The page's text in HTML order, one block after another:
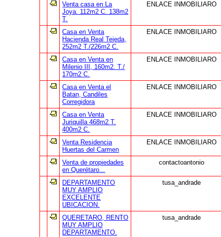
Venta casa en La
Joya. 112m2 C. 138m2
T.
ENLACE INMOBILIARO
Casa en Venta
Hacienda Real Tejeda,
252m2 T./226m2 C.
ENLACE INMOBILIARO
Casa en Venta en
Milenio III, 160m2. T./
170m2 C.
ENLACE INMOBILIARO
Casa en Venta el
Batan, Candiles
Corregidora
ENLACE INMOBILIARO
Casa en Venta
Juriquilla 468m2 T.
400m2 C.
ENLACE INMOBILIARO
Venta Residencia
Huertas del Carmen
ENLACE INMOBILIARO
Venta de propiedades
en Querétaro...
contactoantonio
DEPARTAMENTO
MUY AMPLIO
EXCELENTE
UBICACION.
tusa_andrade
QUERETARO, RENTO
MUY AMPLIO
DEPARTAMENTO.
tusa_andrade